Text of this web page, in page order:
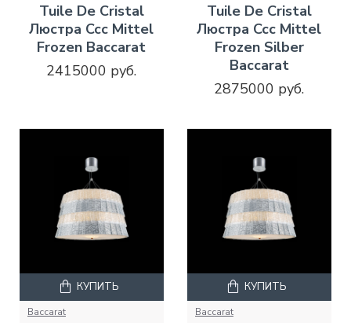
Tuile De Cristal
Люстра Ccc Mittel
Frozen Baccarat
2415000 руб.
Tuile De Cristal
Люстра Ccc Mittel
Frozen Silber
Baccarat
2875000 руб.
Baccarat
КУПИТЬ
Baccarat
КУПИТЬ